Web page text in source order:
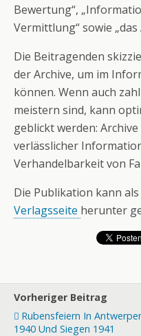
Bewertung“,
Vermittlung“ sowie
Die Beitragenden
der Archive, um im
können. Wenn auch
meistern sind, kann
geblickt werden:
verlässlicher
Verhandelbarkeit von
Die Publikation kann
Verlagsseite herunter
Vorheriger Beitrag
Rubensfeiern In
1940 Und Siegen 1941